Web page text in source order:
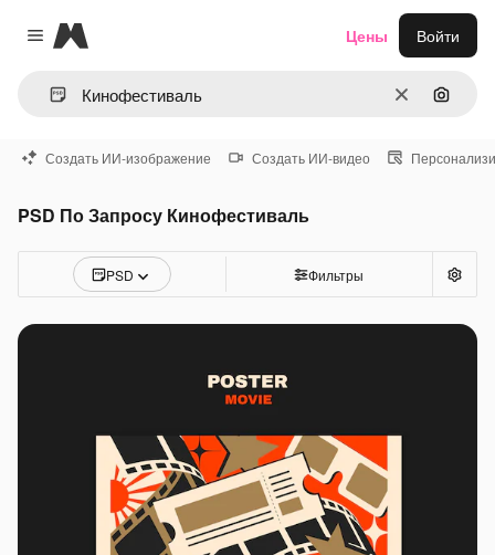
Close menu
Magnific
ОчиститьПоиск
Цены Войти
Создать ИИ-изображение Создать ИИ-видео
PSD По Запросу Кинофестиваль
PSD Фильтры